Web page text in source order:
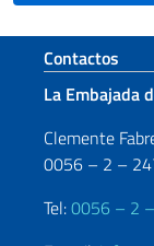
Contactos
La Embajada
Clemente
0056 – 2 –
Tel:0056 – 2